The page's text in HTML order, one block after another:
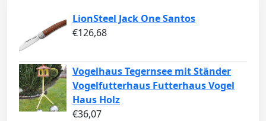
LionSteel Jack One Santos
€126,68
Vogelhaus Tegernsee mit Ständer
Vogelfutterhaus Futterhaus Vogel
Haus Holz
€36,07